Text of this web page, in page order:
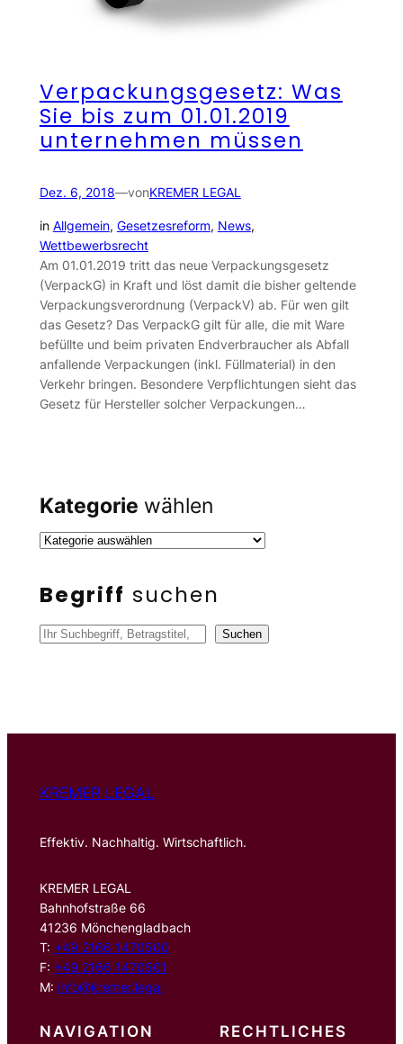
Verpackungsgesetz: Was
Sie bis zum 01.01.2019
unternehmen müssen
Dez. 6, 2018—vonKREMER LEGAL
in Allgemein, Gesetzesreform, News
Wettbewerbsrecht
Am 01.01.2019 tritt das neue Verpackungsgesetz
(VerpackG) in Kraft und löst damit die bisher geltende
Verpackungsverordnung (VerpackV) ab. Für wen gilt
das Gesetz? Das VerpackG gilt für alle, die mit Ware
befüllte und beim privaten Endverbraucher als Abfall
anfallende Verpackungen (inkl. Füllmaterial) in den
Verkehr bringen. Besondere Verpflichtungen sieht das
Gesetz für Hersteller solcher Verpackungen…
Kategorie wählen
Begriff suchen
S
n
Suchen
KREMER LEGAL
Effektiv. Nachhaltig. Wirtschaftlich.
KREMER LEGAL
Bahnhofstraße 66
41236 Mönchengladbach
T: +49 2166 1470500
F: +49 2166 1470501
M: info@kremer.legal
NAVIGATION RECHTLICHES